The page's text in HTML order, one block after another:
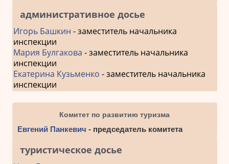
административное досье
Игорь Башкин - заместитель начальника
инспекции
Мария Булгакова - заместитель начальника
инспекции
Екатерина Кузьменко - заместитель начальника
инспекции
Комитет по развитию туризма
Евгений Панкевич - председатель комитета
туристическое досье